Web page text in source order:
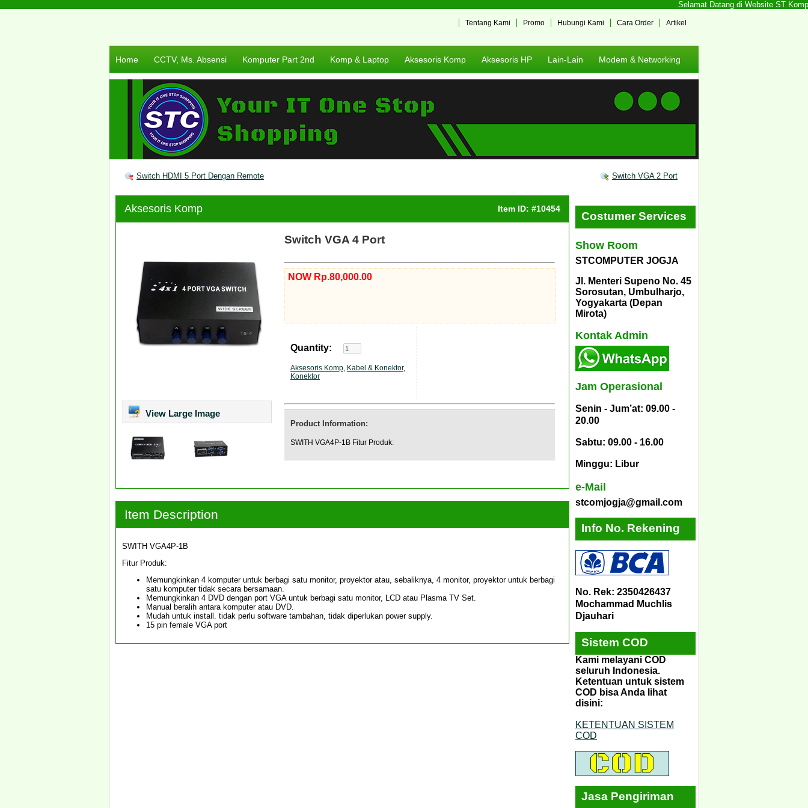
Selamat Datang di Website ST
Artikel
Cara Order
Hubungi Kami
Promo
Tentang Kami
Home CCTV, Ms. Absensi Komputer Part 2nd Komp & Laptop Aksesoris Komp Aksesoris HP Lain-Lain Modem & Networking
Switch HDMI 5 Port Dengan Remote Switch VGA 2 Port
Aksesoris Komp Item ID: #10454
View Large Image
Switch VGA 4 Port
NOW Rp.80,000.00
Quantity:
Aksesoris Komp, Kabel & Konektor,
Konektor
Product Information:
SWITH VGA4P-1B Fitur Produk:
Item Description
SWITH VGA4P-1B
Fitur Produk:
Memungkinkan 4 komputer untuk berbagi satu monitor, proyektor atau, sebaliknya, 4 monitor, proyektor untuk berbagi
satu komputer tidak secara bersamaan.
Memungkinkan 4 DVD dengan port VGA untuk berbagi satu monitor, LCD atau Plasma TV Set.
Manual beralih antara komputer atau DVD.
Mudah untuk install. tidak perlu software tambahan, tidak diperlukan power supply.
15 pin female VGA port
Costumer Services
Show Room
STCOMPUTER JOGJA
Jl. Menteri Supeno No. 45
Sorosutan, Umbulharjo,
Yogyakarta (Depan
Mirota)
Kontak Admin
Jam Operasional
Senin - Jum’at: 09.00 -
20.00
Sabtu: 09.00 - 16.00
Minggu: Libur
e-Mail
stcomjogja@gmail.com
Info No. Rekening
No. Rek: 2350426437
Mochammad Muchlis
Djauhari
Sistem COD
Kami melayani COD
seluruh Indonesia.
Ketentuan untuk sistem
COD bisa Anda lihat
disini:
KETENTUAN SISTEM
COD
Jasa Pengiriman